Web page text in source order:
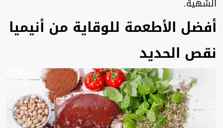
أفضل الأطعمة للوقاية من أنيميا
نقص الحديد